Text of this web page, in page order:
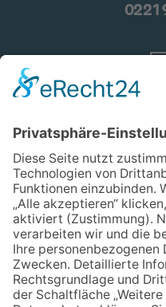
0221
Wir